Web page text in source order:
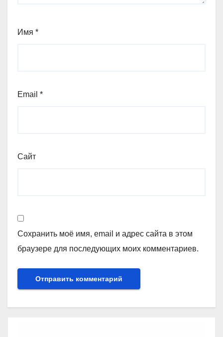
Имя *
Email *
Сайт
Сохранить моё имя, email и адрес сайта в этом
браузере для последующих моих комментариев.